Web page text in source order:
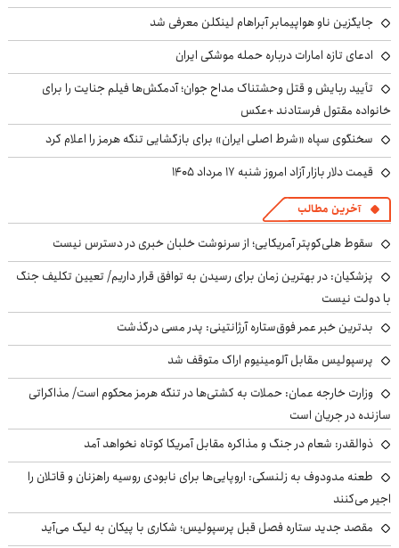
جایگزین ناو هواپیمابر آبراهام لینکلن معرفی شد
ادعای تازه امارات درباره حمله موشکی ایران
تأیید ربایش و قتل وحشتناک مداح جوان؛ آدمکش‌ها فیلم جنایت را برای
خانواده مقتول فرستادند +عکس
سخنگوی سپاه «شرط اصلی ایران» برای بازگشایی تنگه هرمز را اعلام کرد
قیمت دلار بازار آزاد امروز شنبه ۱۷ مرداد ۱۴۰۵
آخرین مطالب
سقوط هلی‌کوپتر آمریکایی؛ از سرنوشت خلبان خبری در دسترس نیست
پزشکیان‌: در بهترین زمان برای رسیدن به توافق قرار داریم/ تعیین تکلیف جنگ
با دولت نیست
بدترین خبر عمر فوق‌ستاره آرژانتینی: پدر مسی درگذشت
پرسپولیس مقابل آلومینیوم اراک متوقف شد
وزارت خارجه عمان: حملات به کشتی‌ها در تنگه هرمز محکوم است/ مذاکراتی
سازنده در جریان است
ذوالقدر: شعام در جنگ و مذاکره مقابل آمریکا کوتاه نخواهد آمد
طعنه مدودوف به زلنسکی: اروپایی‌ها برای نابودی روسیه راهزنان و قاتلان را
اجیر می‌کنند
مقصد جدید ستاره فصل قبل پرسپولیس؛ شکاری با پیکان به لیگ می‌آید